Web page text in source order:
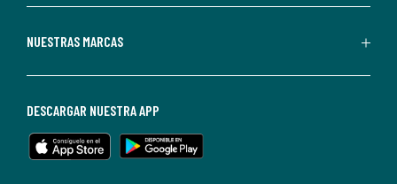
Redoute.
de
en
cualquier
NUESTRAS MARCAS
DESCARGAR NUESTRA APP